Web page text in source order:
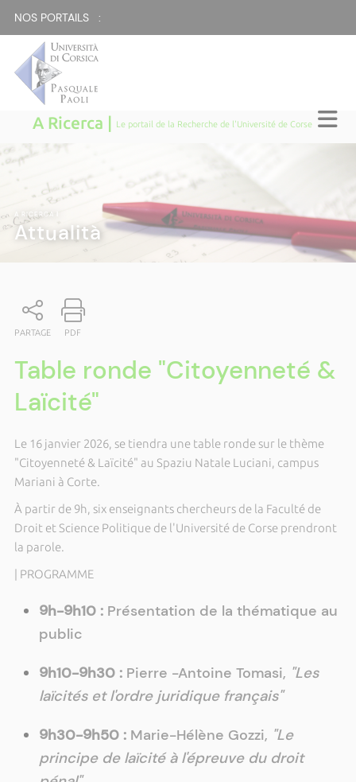
NOS PORTAILS :
A Ricerca | Le portail de la Recherche de l'Université de Corse
A RICERCA
Attualità
PARTAGE PDF
Table ronde "Citoyenneté &
Laïcité"
Le 16 janvier 2026, se tiendra une table ronde sur le thème
"Citoyenneté & Laïcité" au Spaziu Natale Luciani, campus
Mariani à Corte.
À partir de 9h, six enseignants chercheurs de la Faculté de
Droit et Science Politique de l'Université de Corse prendront
la parole.
| PROGRAMME
9h-9h10 :Présentation de la thématique au
public
9h10-9h30 :Pierre -Antoine Tomasi, "Les
laïcités et l'ordre juridique français"
9h30-9h50 :Marie-Hélène Gozzi, "Le
principe de laïcité à l'épreuve du droit